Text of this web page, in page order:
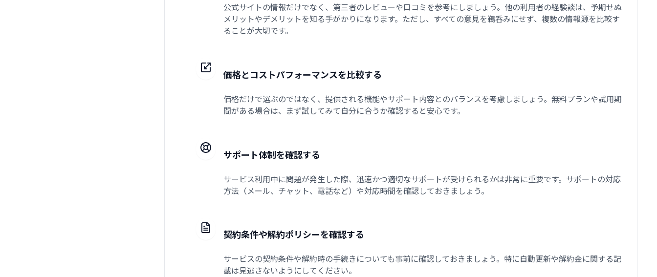
公式サイトの情報だけでなく、第三者のレビューや口コミを参考にしましょう。他の利用者の経験談は、予期せぬ
メリットやデメリットを知る手がかりになります。ただし、すべての意見を鵜呑みにせず、複数の情報源を比較す
ることが大切です。
価格とコストパフォーマンスを比較する
価格だけで選ぶのではなく、提供される機能やサポート内容とのバランスを考慮しましょう。無料プランや試用期
間がある場合は、まず試してみて自分に合うか確認すると安心です。
サポート体制を確認する
サービス利用中に問題が発生した際、迅速かつ適切なサポートが受けられるかは非常に重要です。サポートの対応
方法（メール、チャット、電話など）や対応時間を確認しておきましょう。
契約条件や解約ポリシーを確認する
サービスの契約条件や解約時の手続きについても事前に確認しておきましょう。特に自動更新や解約金に関する記
載は見逃さないようにしてください。